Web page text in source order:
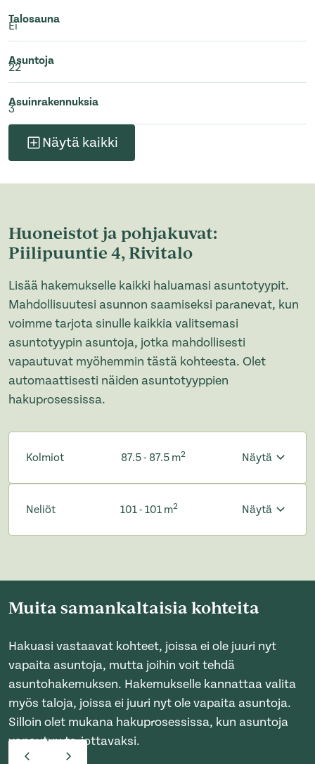
Talosauna
Ei
Asuntoja
22
Asuinrakennuksia
3
Näytä kaikki
Huoneistot ja pohjakuvat:
Piilipuuntie 4, Rivitalo
Lisää hakemukselle kaikki haluamasi asuntotyypit.
Mahdollisuutesi asunnon saamiseksi paranevat, kun
voimme tarjota sinulle kaikkia valitsemasi
asuntotyypin asuntoja, jotka mahdollisesti
vapautuvat myöhemmin tästä kohteesta. Olet
automaattisesti näiden asuntotyyppien
hakuprosessissa.
Kolmiot 87.5 - 87.5 m2 Näytä
Neliöt 101 - 101 m2 Näytä
Muita samankaltaisia kohteita
Hakuasi vastaavat kohteet, joissa ei ole juuri nyt
vapaita asuntoja, mutta joihin voit tehdä
asuntohakemuksen. Hakemukselle kannattaa valita
myös taloja, joissa ei juuri nyt ole vapaita asuntoja.
Silloin olet mukana hakuprosessissa, kun asuntoja
vapautuu tarjottavaksi.